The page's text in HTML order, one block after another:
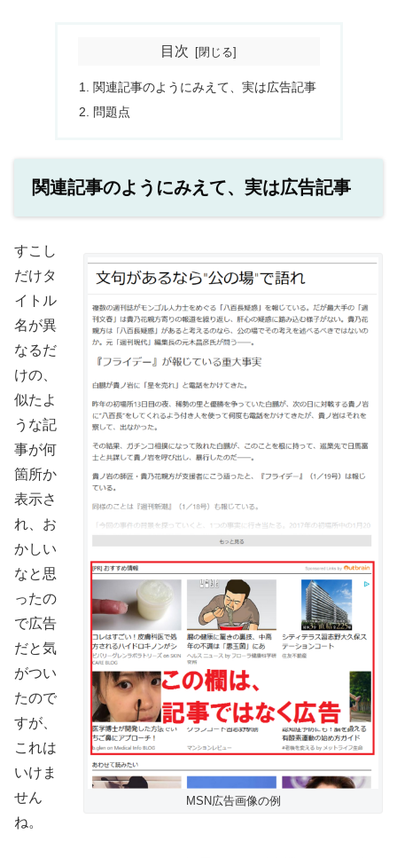
目次
関連記事のようにみえて、実は広告記事
問題点
関連記事のようにみえて、実は広告記事
MSN広告画像の例
すこし
だけタ
イトル
名が異
なるだ
けの、
似たよ
うな記
事が何
箇所か
表示さ
れ、お
かしい
なと思
ったの
で広告
だと気
がつい
たので
すが、
これは
いけま
せん
ね。